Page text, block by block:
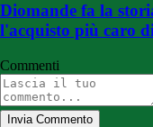
Diomande fa la
l'acquisto più caro
Commenti
Invia Commento